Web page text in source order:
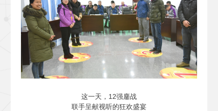
这一天，12强鏖战
联手呈献视听的狂欢盛宴